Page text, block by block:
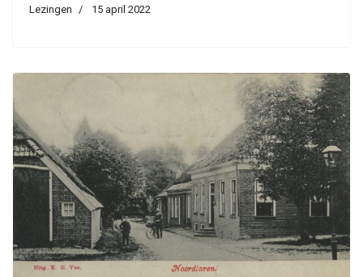
Lezingen 15 april 2022